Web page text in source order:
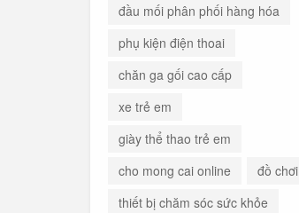
đầu mối phân phối hàng hóa
phụ kiện điện thoai
chăn ga gối cao cấp
xe trẻ em
giày thể thao trẻ em
cho mong cai online
đồ chơi
thiết bị chăm sóc sức khỏe